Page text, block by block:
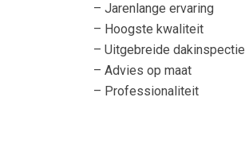
– Jarenlange ervaring
– Hoogste kwaliteit
– Uitgebreide dakinspectie
– Advies op maat
– Professionaliteit